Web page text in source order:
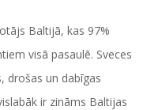
Baltijā, kas 97%
visā pasaulē. Sveces
drošas un dabīgas
ir zināms Baltijas